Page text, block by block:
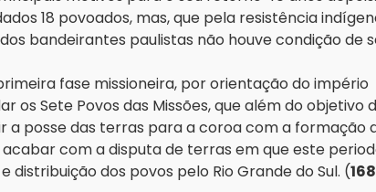
18 povoados, mas, que pela resistência
bandeirantes paulistas não houve condição de
fase missioneira, por orientação do império
os Sete Povos das Missões, que além do objetivo
a posse das terras para a coroa com a formação
com a disputa de terras em que este
dos povos pelo Rio Grande do Sul. (